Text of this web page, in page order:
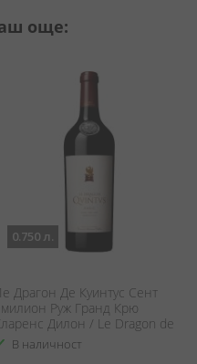
още:
0.750 л.
Драгон Де Куинтус Сент
Руж Гранд Крю
Дилон / Le Dragon de
Quintus Grand Cru Saint-
Émilion Clarence Dillon
В наличност